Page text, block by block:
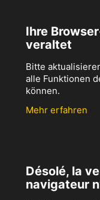
Ihre
veraltet
Bitte
alle Funktionen
können.
Mehr erfahren
Désolé, la
navigateur